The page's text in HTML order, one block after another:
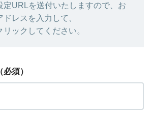
定URLを送付いたしますので、お
レスを入力して、
ックしてください。
（必須）